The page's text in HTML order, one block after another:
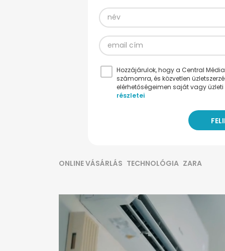
Hozzájárulok, hogy a Central
számomra, és közvetlen
elérhetőségeimen saját vagy
részletei
ONLINE VÁSÁRLÁS TECHNOLÓGIA ZARA